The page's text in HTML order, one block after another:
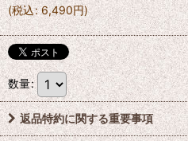
(税込: 6,490円)
数量:
返品特約に関する重要事項